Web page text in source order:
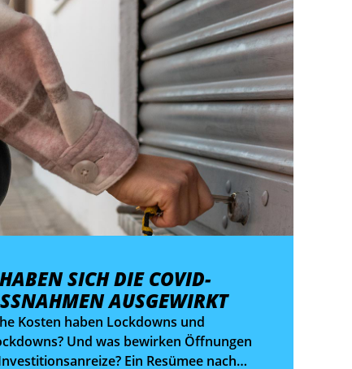
SICH DIE COVID-
AUSGEWIRKT
Kosten haben Lockdowns und
Und was bewirken Öffnungen
Ein Resümee nach